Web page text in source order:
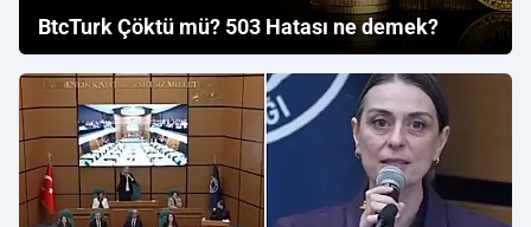
BtcTurk Çöktü mü? 503 Hatası ne demek?